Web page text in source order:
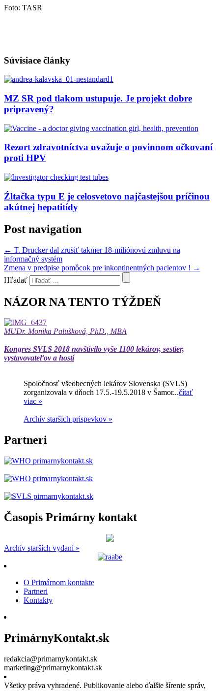
Foto: TASR
Súvisiace články
MZ SR pod tlakom ustupuje. Je projekt dobre
pripravený?
Rezort zdravotníctva uvažuje o povinnom očkovaní
proti HPV
Źltačka typu E je celosvetovo najčastejšou príčinou
akútnej hepatitídy
Post navigation
← T. Drucker dal zrušiť takmer 18-miliónovú zmluvu na
informačný systém
Zmena v predpise pomôcok pre inkontinentných pacientov ! →
Hľadať
NÁZOR NA TENTO TÝŽDEŇ
MUDr. Monika Palušková, PhD., MBA
Kongres SVLS 2018 navštívilo vyše 1100 lekárov, sestier,
vystavovateľov a hostí
Spoločnosť všeobecných lekárov Slovenska (SVLS)
zorganizovala v dňoch 17.5.-19.5.2018 v Šamor...čítať
viac »
Archív starších príspevkov »
Partneri
Časopis Primárny kontakt
Archív starších vydaní »
O Primárnom kontakte
Partneri
Kontakty
PrimárnyKontakt.sk
redakcia@primarnykontakt.sk
marketing@primarnykontakt.sk
Všetky práva vyhradené. Publikovanie alebo ďalšie šírenie správ,